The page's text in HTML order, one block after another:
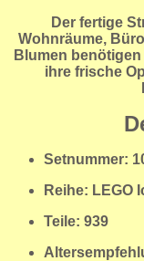
Der fertige
Wohnräume,
Blumen
ihre frische
Setnummer:
Reihe: LEGO
Teile: 939